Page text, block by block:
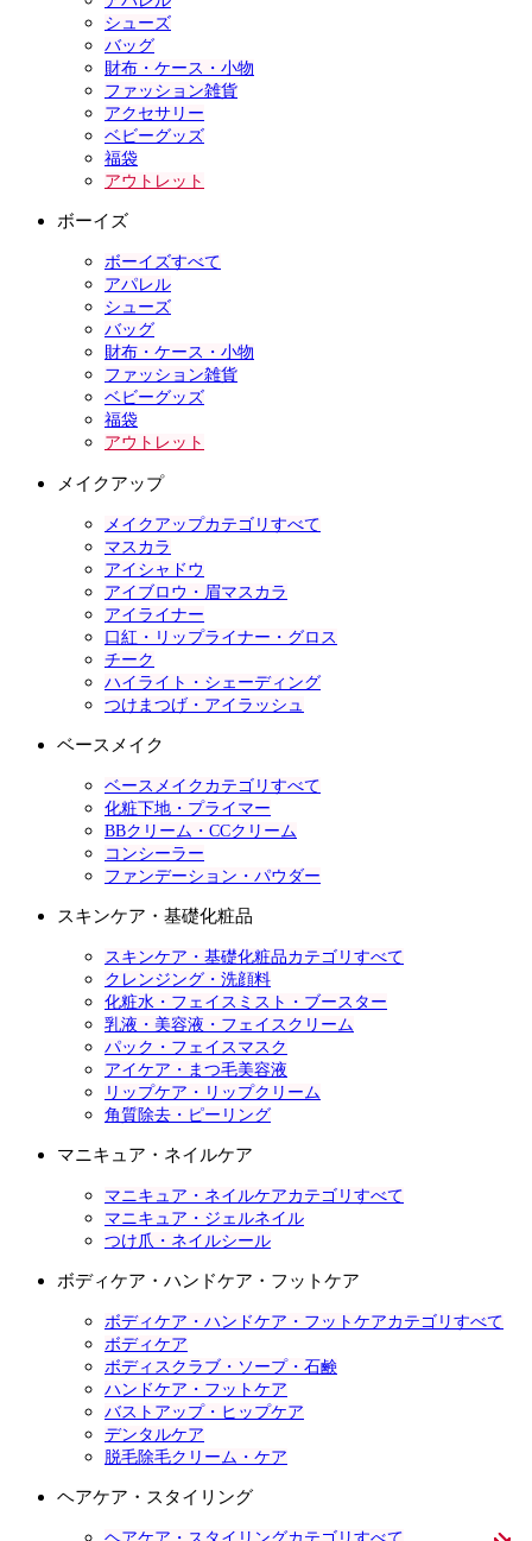
シューズ
バッグ
財布・ケース・小物
ファッション雑貨
アクセサリー
ベビーグッズ
福袋
アウトレット
ボーイズ
ボーイズすべて
アパレル
シューズ
バッグ
財布・ケース・小物
ファッション雑貨
ベビーグッズ
福袋
アウトレット
メイクアップ
メイクアップカテゴリすべて
マスカラ
アイシャドウ
アイブロウ・眉マスカラ
アイライナー
口紅・リップライナー・グロス
チーク
ハイライト・シェーディング
つけまつげ・アイラッシュ
ベースメイク
ベースメイクカテゴリすべて
化粧下地・プライマー
BBクリーム・CCクリーム
コンシーラー
ファンデーション・パウダー
スキンケア・基礎化粧品
スキンケア・基礎化粧品カテゴリすべて
クレンジング・洗顔料
化粧水・フェイスミスト・ブースター
乳液・美容液・フェイスクリーム
パック・フェイスマスク
アイケア・まつ毛美容液
リップケア・リップクリーム
角質除去・ピーリング
マニキュア・ネイルケア
マニキュア・ネイルケアカテゴリすべて
マニキュア・ジェルネイル
つけ爪・ネイルシール
ボディケア・ハンドケア・フットケア
ボディケア・ハンドケア・フットケアカテゴリすべて
ボディケア
ボディスクラブ・ソープ・石鹸
ハンドケア・フットケア
バストアップ・ヒップケア
デンタルケア
脱毛除毛クリーム・ケア
ヘアケア・スタイリング